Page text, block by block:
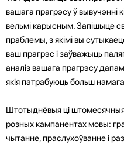
вашага прагрэсу ў
вельмі карысным. Запішыце
праблемы, з якімі вы
ваш прагрэс і заўважыць
аналіз вашага прагрэсу
якія патрабуюць больш
Штотыднёвыя ці штомесячныя
розных кампанентах мовы:
чытанне, праслухоўванне і